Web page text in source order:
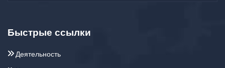
Быстрые ссылки
Деятельность